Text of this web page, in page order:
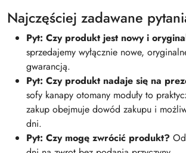
Najczęściej zadawane
Pyt: Czy produkt jest nowy i
sprzedajemy wyłącznie nowe,
gwarancją.
Pyt: Czy produkt nadaje się na
sofy kanapy otomany moduły to
zakup obejmuje dowód zakupu i
dni.
Pyt: Czy mogę zwrócić produkt?